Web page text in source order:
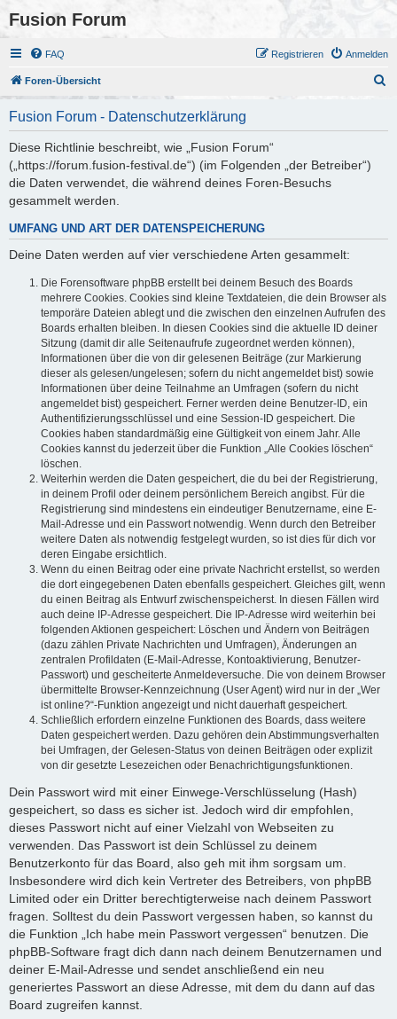
Fusion Forum
FAQ Anmelden
Registrieren
Foren-Übersicht
Fusion Forum - Datenschutzerklärung
Diese Richtlinie beschreibt, wie „Fusion Forum“
(„https://forum.fusion-festival.de“) (im Folgenden „der Betreiber“)
die Daten verwendet, die während deines Foren-Besuchs
gesammelt werden.
UMFANG UND ART DER DATENSPEICHERUNG
Deine Daten werden auf vier verschiedene Arten gesammelt:
Die Forensoftware phpBB erstellt bei deinem Besuch des Boards
mehrere Cookies. Cookies sind kleine Textdateien, die dein Browser als
temporäre Dateien ablegt und die zwischen den einzelnen Aufrufen des
Boards erhalten bleiben. In diesen Cookies sind die aktuelle ID deiner
Sitzung (damit dir alle Seitenaufrufe zugeordnet werden können),
Informationen über die von dir gelesenen Beiträge (zur Markierung
dieser als gelesen/ungelesen; sofern du nicht angemeldet bist) sowie
Informationen über deine Teilnahme an Umfragen (sofern du nicht
angemeldet bist) gespeichert. Ferner werden deine Benutzer-ID, ein
Authentifizierungsschlüssel und eine Session-ID gespeichert. Die
Cookies haben standardmäßig eine Gültigkeit von einem Jahr. Alle
Cookies kannst du jederzeit über die Funktion „Alle Cookies löschen“
löschen.
Weiterhin werden die Daten gespeichert, die du bei der Registrierung,
in deinem Profil oder deinem persönlichem Bereich angibst. Für die
Registrierung sind mindestens ein eindeutiger Benutzername, eine E-
Mail-Adresse und ein Passwort notwendig. Wenn durch den Betreiber
weitere Daten als notwendig festgelegt wurden, so ist dies für dich vor
deren Eingabe ersichtlich.
Wenn du einen Beitrag oder eine private Nachricht erstellst, so werden
die dort eingegebenen Daten ebenfalls gespeichert. Gleiches gilt, wenn
du einen Beitrag als Entwurf zwischenspeicherst. In diesen Fällen wird
auch deine IP-Adresse gespeichert. Die IP-Adresse wird weiterhin bei
folgenden Aktionen gespeichert: Löschen und Ändern von Beiträgen
(dazu zählen Private Nachrichten und Umfragen), Änderungen an
zentralen Profildaten (E-Mail-Adresse, Kontoaktivierung, Benutzer-
Passwort) und gescheiterte Anmeldeversuche. Die von deinem Browser
übermittelte Browser-Kennzeichnung (User Agent) wird nur in der „Wer
ist online?“-Funktion angezeigt und nicht dauerhaft gespeichert.
Schließlich erfordern einzelne Funktionen des Boards, dass weitere
Daten gespeichert werden. Dazu gehören dein Abstimmungsverhalten
bei Umfragen, der Gelesen-Status von deinen Beiträgen oder explizit
von dir gesetzte Lesezeichen oder Benachrichtigungsfunktionen.
Dein Passwort wird mit einer Einwege-Verschlüsselung (Hash)
gespeichert, so dass es sicher ist. Jedoch wird dir empfohlen,
dieses Passwort nicht auf einer Vielzahl von Webseiten zu
verwenden. Das Passwort ist dein Schlüssel zu deinem
Benutzerkonto für das Board, also geh mit ihm sorgsam um.
Insbesondere wird dich kein Vertreter des Betreibers, von phpBB
Limited oder ein Dritter berechtigterweise nach deinem Passwort
fragen. Solltest du dein Passwort vergessen haben, so kannst du
die Funktion „Ich habe mein Passwort vergessen“ benutzen. Die
phpBB-Software fragt dich dann nach deinem Benutzernamen und
deiner E-Mail-Adresse und sendet anschließend ein neu
generiertes Passwort an diese Adresse, mit dem du dann auf das
Board zugreifen kannst.